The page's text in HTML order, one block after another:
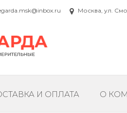
Москва, ул.
И ОПЛАТА О